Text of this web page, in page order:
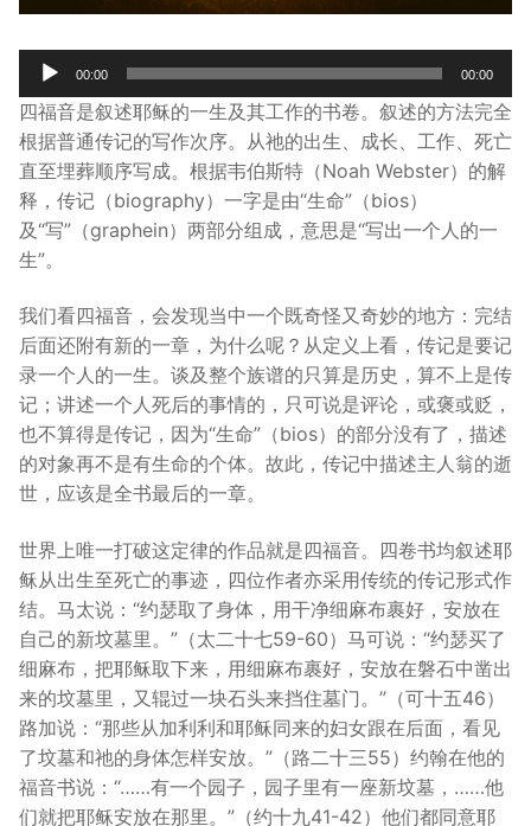
宣教事工
神学研究
关于我们
Audio
Player
00:00 00:00
四福音是叙述耶稣的一生及其工作的书卷。叙述的方法完全
根据普通传记的写作次序。从祂的出生、成长、工作、死亡
直至埋葬顺序写成。根据韦伯斯特（Noah Webster）的解
释，传记（biography）一字是由“生命”（bios）
及“写”（graphein）两部分组成，意思是“写出一个人的一
生”。
我们看四福音，会发现当中一个既奇怪又奇妙的地方：完结
后面还附有新的一章，为什么呢？从定义上看，传记是要记
录一个人的一生。谈及整个族谱的只算是历史，算不上是传
记；讲述一个人死后的事情的，只可说是评论，或褒或贬，
也不算得是传记，因为“生命”（bios）的部分没有了，描述
的对象再不是有生命的个体。故此，传记中描述主人翁的逝
世，应该是全书最后的一章。
世界上唯一打破这定律的作品就是四福音。四卷书均叙述耶
稣从出生至死亡的事迹，四位作者亦采用传统的传记形式作
结。马太说：“约瑟取了身体，用干净细麻布裹好，安放在
自己的新坟墓里。”（太二十七59-60）马可说：“约瑟买了
细麻布，把耶稣取下来，用细麻布裹好，安放在磐石中凿出
来的坟墓里，又辊过一块石头来挡住墓门。”（可十五46）
路加说：“那些从加利利和耶稣同来的妇女跟在后面，看见
了坟墓和祂的身体怎样安放。”（路二十三55）约翰在他的
福音书说：“……有一个园子，园子里有一座新坟墓，……他
们就把耶稣安放在那里。”（约十九41-42）他们都同意耶